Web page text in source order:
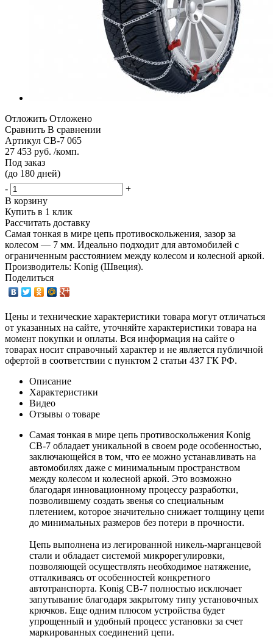
Отложить Отложено
Сравнить В сравнении
Артикул CB-7 065
27 453 руб. /комп.
Под заказ
(до 180 дней)
-
+
В корзину
Купить в 1 клик
Рассчитать доставку
Самая тонкая в мире цепь противоскольжения, зазор за
колесом — 7 мм. Идеально подходит для автомобилей с
ограниченным расстоянием между колесом и колесной аркой.
Производитель: Konig (Швеция).
Поделиться
Цены и технические характеристики товара могут отличаться
от указанных на сайте, уточняйте характеристики товара на
момент покупки и оплаты. Вся информация на сайте о
товарах носит справочный характер и не является публичной
офертой в соответствии с пунктом 2 статьи 437 ГК РФ.
Описание
Характеристики
Видео
Отзывы о товаре
Самая тонкая в мире цепь противоскольжения Konig
CB-7 обладает уникальной в своем роде особенностью,
заключающейся в том, что ее можно устанавливать на
автомобилях даже с минимальным пространством
между колесом и колесной аркой. Это возможно
благодаря инновационному процессу разработки,
позволившему создать звенья со специальным
плетением, которое значительно снижает толщину цепи
до минимальных размеров без потери в прочности.
Цепь выполнена из легированной никель-марганцевой
стали и обладает системой микрорегулировки,
позволяющей осуществлять необходимое натяжение,
отталкиваясь от особенностей конкретного
автотранспорта. Konig CB-7 полностью исключает
запутывание благодаря закрытому типу установочных
крючков. Еще одним плюсом устройства будет
упрощенный и удобный процесс установки за счет
маркированных соединений цепи.